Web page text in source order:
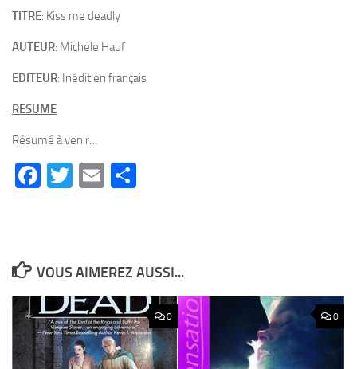
TITRE: Kiss me deadly
AUTEUR: Michele Hauf
EDITEUR: Inédit en français
RESUME
Résumé à venir…
Facebook
Twitter
Email
VOUS AIMEREZ AUSSI...
0 0